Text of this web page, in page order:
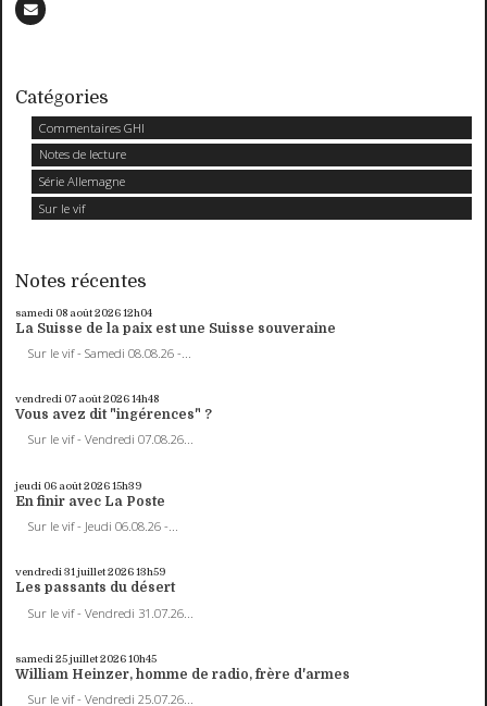
Catégories
Commentaires GHI
Notes de lecture
Série Allemagne
Sur le vif
Notes récentes
samedi 08 août 202612h04
La Suisse de la paix est une Suisse souveraine
Sur le vif - Samedi 08.08.26 -...
vendredi 07 août 202614h48
Vous avez dit "ingérences" ?
Sur le vif - Vendredi 07.08.26...
jeudi 06 août 202615h39
En finir avec La Poste
Sur le vif - Jeudi 06.08.26 -...
vendredi 31juillet 202613h59
Les passants du désert
Sur le vif - Vendredi 31.07.26...
samedi 25juillet 202610h45
William Heinzer, homme de radio, frère d'armes
Sur le vif - Vendredi 25.07.26...